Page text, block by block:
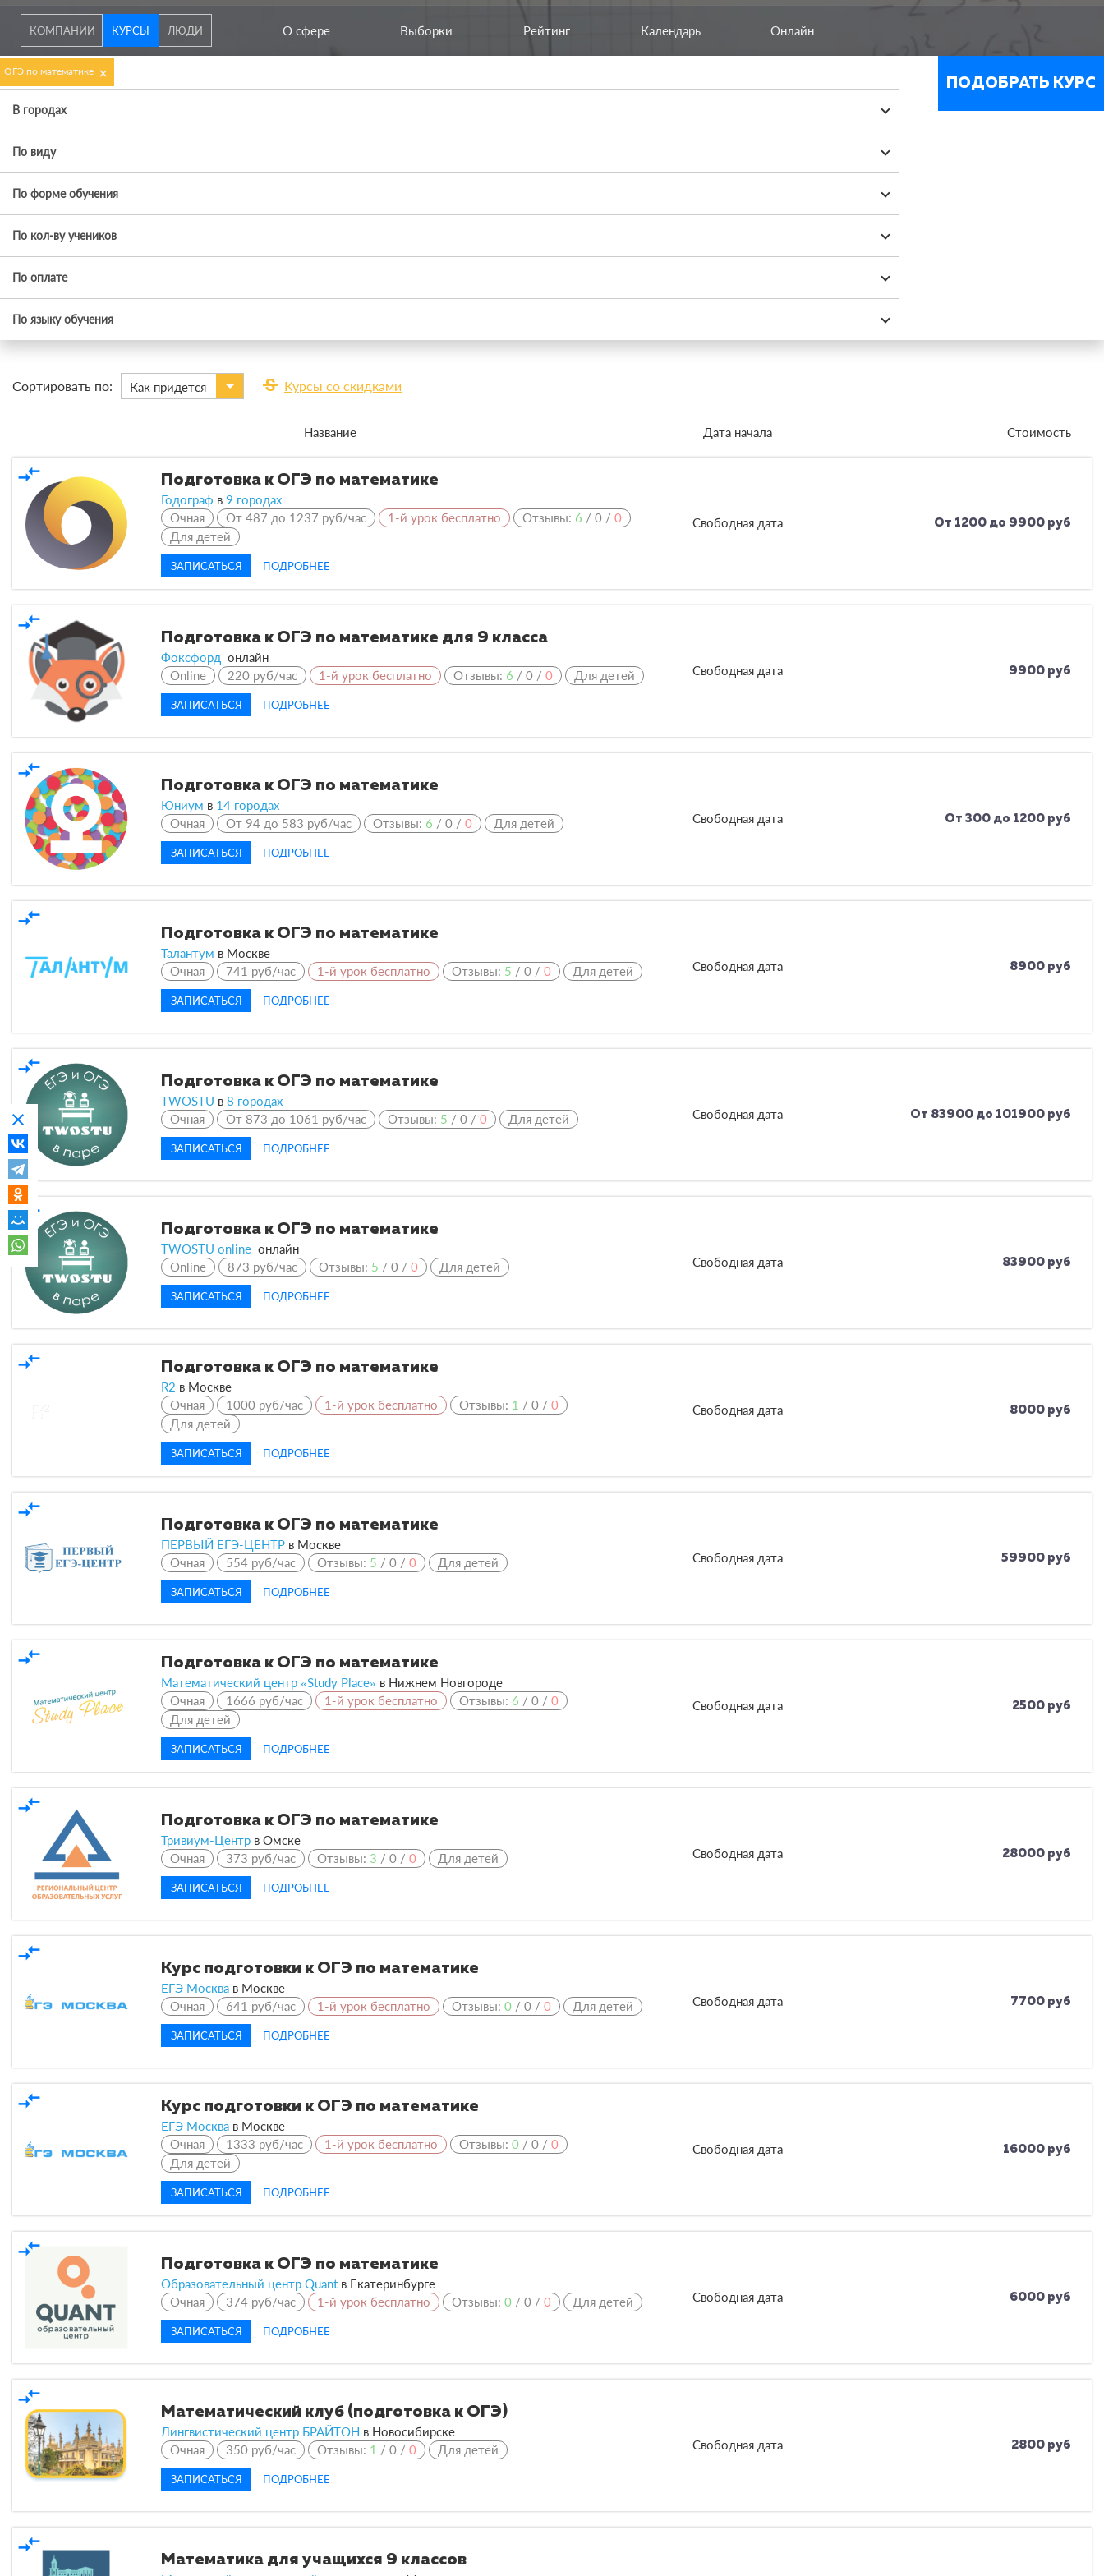
clear
КОМПАНИИ КУРСЫ ЛЮДИ О сфере Выборки Рейтинг Календарь Онлайн
Сортировать по: Как придется strikethrough_s Курсы со скидками
Название Дата начала Стоимость
compare_arrows Подготовка к ОГЭ по математике
Годограф в 9 городах
Очная
От 487 до 1237 руб/час 1-й урок бесплатно Отзывы: 6 / 0 / 0
Для детей
ЗАПИСАТЬСЯ ПОДРОБНЕЕ
Свободная дата От 1200 до 9900 руб
compare_arrows
Подготовка к ОГЭ по математике для 9 класса
Фоксфорд онлайн
Online
220 руб/час 1-й урок бесплатно Отзывы: 6 / 0 / 0 Для детей
ЗАПИСАТЬСЯ ПОДРОБНЕЕ
Свободная дата 9900 руб
compare_arrows
Подготовка к ОГЭ по математике
Юниум в 14 городах
Очная
От 94 до 583 руб/час Отзывы: 6 / 0 / 0 Для детей
ЗАПИСАТЬСЯ ПОДРОБНЕЕ
Свободная дата От 300 до 1200 руб
compare_arrows
Подготовка к ОГЭ по математике
Талантум в Москве
Очная
741 руб/час 1-й урок бесплатно Отзывы: 5 / 0 / 0 Для детей
ЗАПИСАТЬСЯ ПОДРОБНЕЕ
Свободная дата 8900 руб
compare_arrows
Подготовка к ОГЭ по математике
TWOSTU в 8 городах
Очная
От 873 до 1061 руб/час Отзывы: 5 / 0 / 0 Для детей
ЗАПИСАТЬСЯ ПОДРОБНЕЕ
Свободная дата От 83900 до 101900 руб
compare_arrows
Подготовка к ОГЭ по математике
TWOSTU online онлайн
Online
873 руб/час Отзывы: 5 / 0 / 0 Для детей
ЗАПИСАТЬСЯ ПОДРОБНЕЕ
Свободная дата 83900 руб
compare_arrows Подготовка к ОГЭ по математике
R2 в Москве
Очная
1000 руб/час 1-й урок бесплатно Отзывы: 1 / 0 / 0
Для детей
ЗАПИСАТЬСЯ ПОДРОБНЕЕ
Свободная дата 8000 руб
compare_arrows
Подготовка к ОГЭ по математике
ПЕРВЫЙ ЕГЭ-ЦЕНТР в Москве
Очная
554 руб/час Отзывы: 5 / 0 / 0 Для детей
ЗАПИСАТЬСЯ ПОДРОБНЕЕ
Свободная дата 59900 руб
compare_arrows Подготовка к ОГЭ по математике
Математический центр «Study Place» в Нижнем Новгороде
Очная
1666 руб/час 1-й урок бесплатно Отзывы: 6 / 0 / 0
Для детей
ЗАПИСАТЬСЯ ПОДРОБНЕЕ
Свободная дата 2500 руб
compare_arrows
Подготовка к ОГЭ по математике
Тривиум-Центр в Омске
Очная
373 руб/час Отзывы: 3 / 0 / 0 Для детей
ЗАПИСАТЬСЯ ПОДРОБНЕЕ
Свободная дата 28000 руб
compare_arrows
Курс подготовки к ОГЭ по математике
ЕГЭ Москва в Москве
Очная
641 руб/час 1-й урок бесплатно Отзывы: 0 / 0 / 0 Для детей
ЗАПИСАТЬСЯ ПОДРОБНЕЕ
Свободная дата 7700 руб
compare_arrows Курс подготовки к ОГЭ по математике
ЕГЭ Москва в Москве
Очная
1333 руб/час 1-й урок бесплатно Отзывы: 0 / 0 / 0
Для детей
ЗАПИСАТЬСЯ ПОДРОБНЕЕ
Свободная дата 16000 руб
compare_arrows
Подготовка к ОГЭ по математике
Образовательный центр Quant в Екатеринбурге
Очная
374 руб/час 1-й урок бесплатно Отзывы: 0 / 0 / 0 Для детей
ЗАПИСАТЬСЯ ПОДРОБНЕЕ
Свободная дата 6000 руб
compare_arrows
Математический клуб (подготовка к ОГЭ)
Лингвистический центр БРАЙТОН в Новосибирске
Очная
350 руб/час Отзывы: 1 / 0 / 0 Для детей
ЗАПИСАТЬСЯ ПОДРОБНЕЕ
Свободная дата 2800 руб
compare_arrows
Математика для учащихся 9 классов
ПОДОБРАТЬ КУРС
ОГЭ по математике ×
В городах
По виду
По форме обучения
По кол-ву учеников
По оплате
По языку обучения